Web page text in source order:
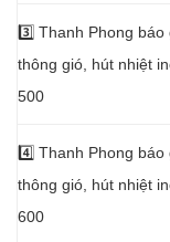
3️⃣ Thanh Phong báo
thông gió, hút nhiệt
500
4️⃣ Thanh Phong báo
thông gió, hút nhiệt
600